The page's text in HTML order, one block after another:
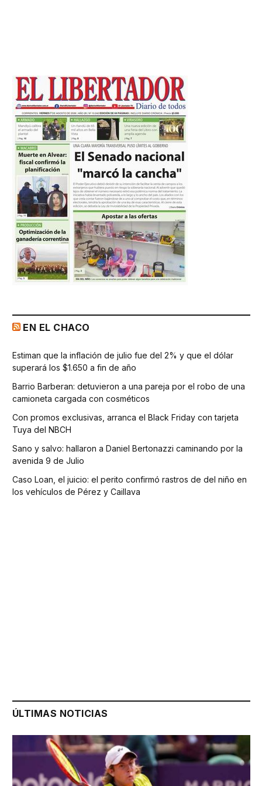
EN EL CHACO
Estiman que la inflación de julio fue del 2% y que el dólar
superará los $1.650 a fin de año
Barrio Barberan: detuvieron a una pareja por el robo de una
camioneta cargada con cosméticos
Con promos exclusivas, arranca el Black Friday con tarjeta
Tuya del NBCH
Sano y salvo: hallaron a Daniel Bertonazzi caminando por la
avenida 9 de Julio
Caso Loan, el juicio: el perito confirmó rastros de del niño en
los vehículos de Pérez y Caillava
ÚLTIMAS NOTICIAS